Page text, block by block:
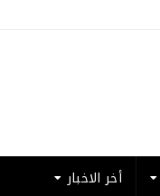
أخر الاخبار